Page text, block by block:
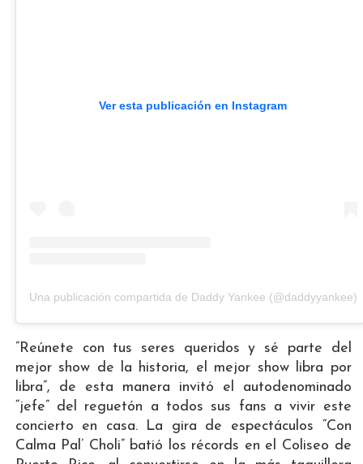
Ver esta publicación en Instagram
Una publicación compartida de Daddy Yankee (@daddyyankee)
”Reúnete con tus seres queridos y sé parte del
mejor show de la historia, el mejor show libra por
libra”, de esta manera invitó el autodenominado
“jefe” del reguetón a todos sus fans a vivir este
concierto en casa. La gira de espectáculos “Con
Calma Pal’ Choli” batió los récords en el Coliseo de